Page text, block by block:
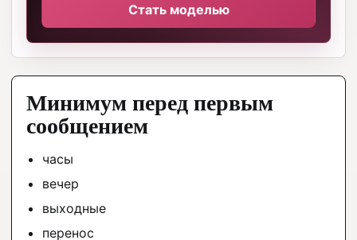
Стать моделью
Минимум перед первым
сообщением
часы
вечер
выходные
перенос